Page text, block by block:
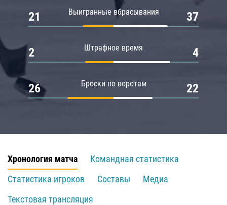
Выигранные вбрасывания
21 37
Штрафное время
2 4
Броски по воротам
26 22
Хронология матча
Командная статистика
Статистика игроков
Составы
Медиа
Текстовая трансляция